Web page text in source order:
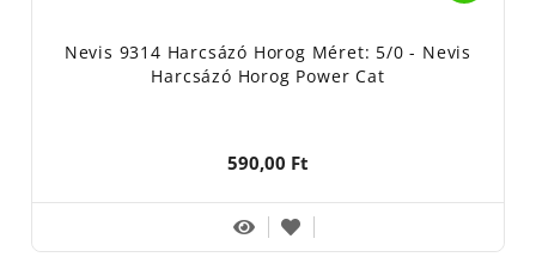
Nevis 9314 Harcsázó Horog Méret: 5/0 - Nevis
Harcsázó Horog Power Cat
590,00 Ft